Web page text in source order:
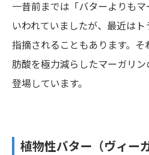
一昔前までは「バターよりも
いわれていましたが、最近は
指摘されることもあります。
肪酸を極力減らしたマーガリ
登場しています。
植物性バター（ヴィー